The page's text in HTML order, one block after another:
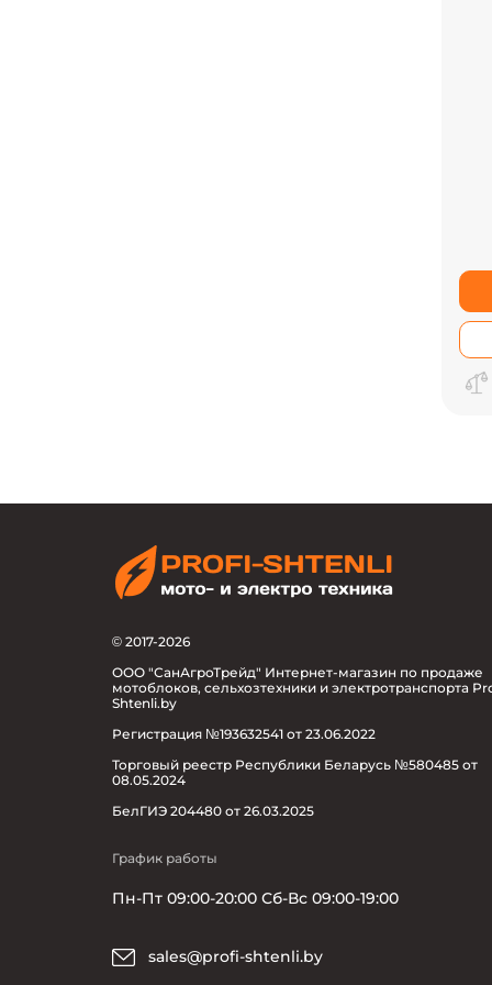
© 2017-2026
ООО "СанАгроТрейд" Интернет-магазин по продаже
мотоблоков, сельхозтехники и электротранспорта
Shtenli.by
Регистрация №193632541 от 23.06.2022
Торговый реестр Республики Беларусь №580485 от
08.05.2024
БелГИЭ 204480 от 26.03.2025
График работы
Пн-Пт 09:00-20:00 Сб-Вс 09:00-19:00
sales@profi-shtenli.by